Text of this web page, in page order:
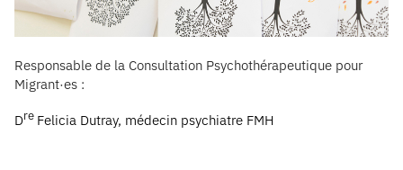
Responsable de la Consultation Psychothérapeutique pour
Migrant·es :
Dre Felicia Dutray, médecin psychiatre FMH